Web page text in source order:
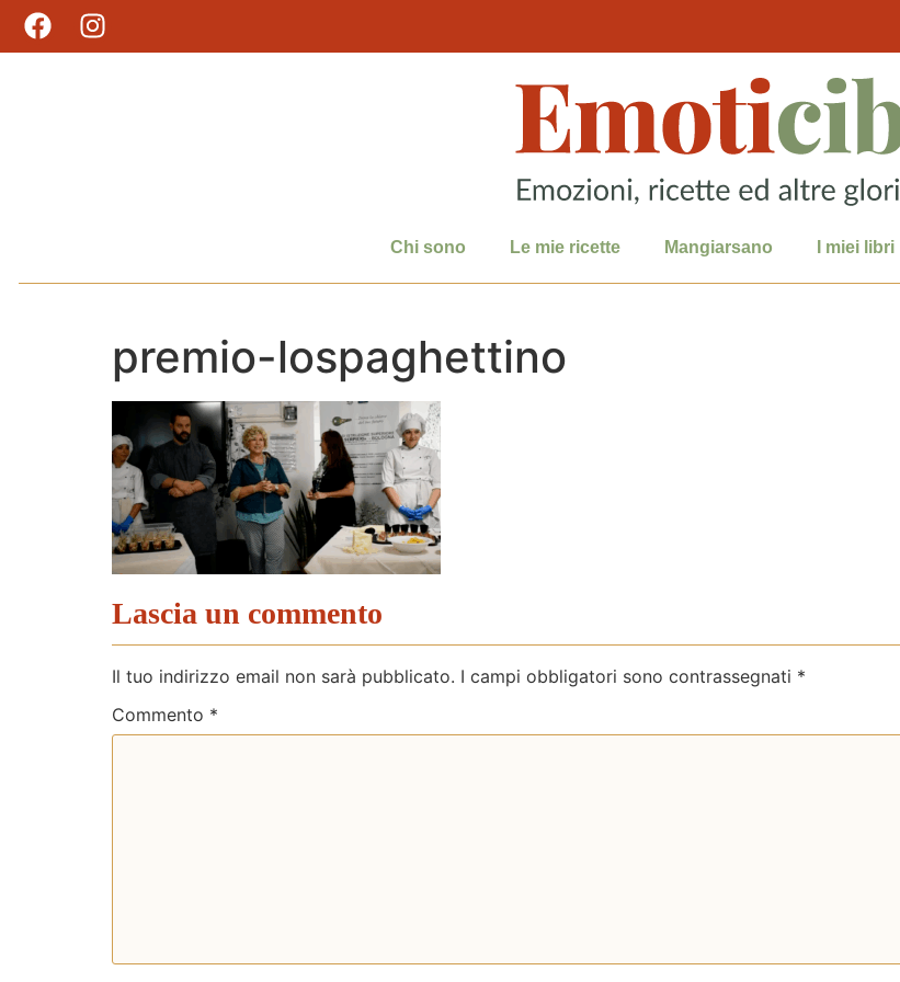
Chi sono Le mie ricette Mangiarsano I miei libri
premio-lospaghettino
Lascia un commento
Il tuo indirizzo email non sarà pubblicato. I campi obbligatori sono contrassegnati *
Commento *